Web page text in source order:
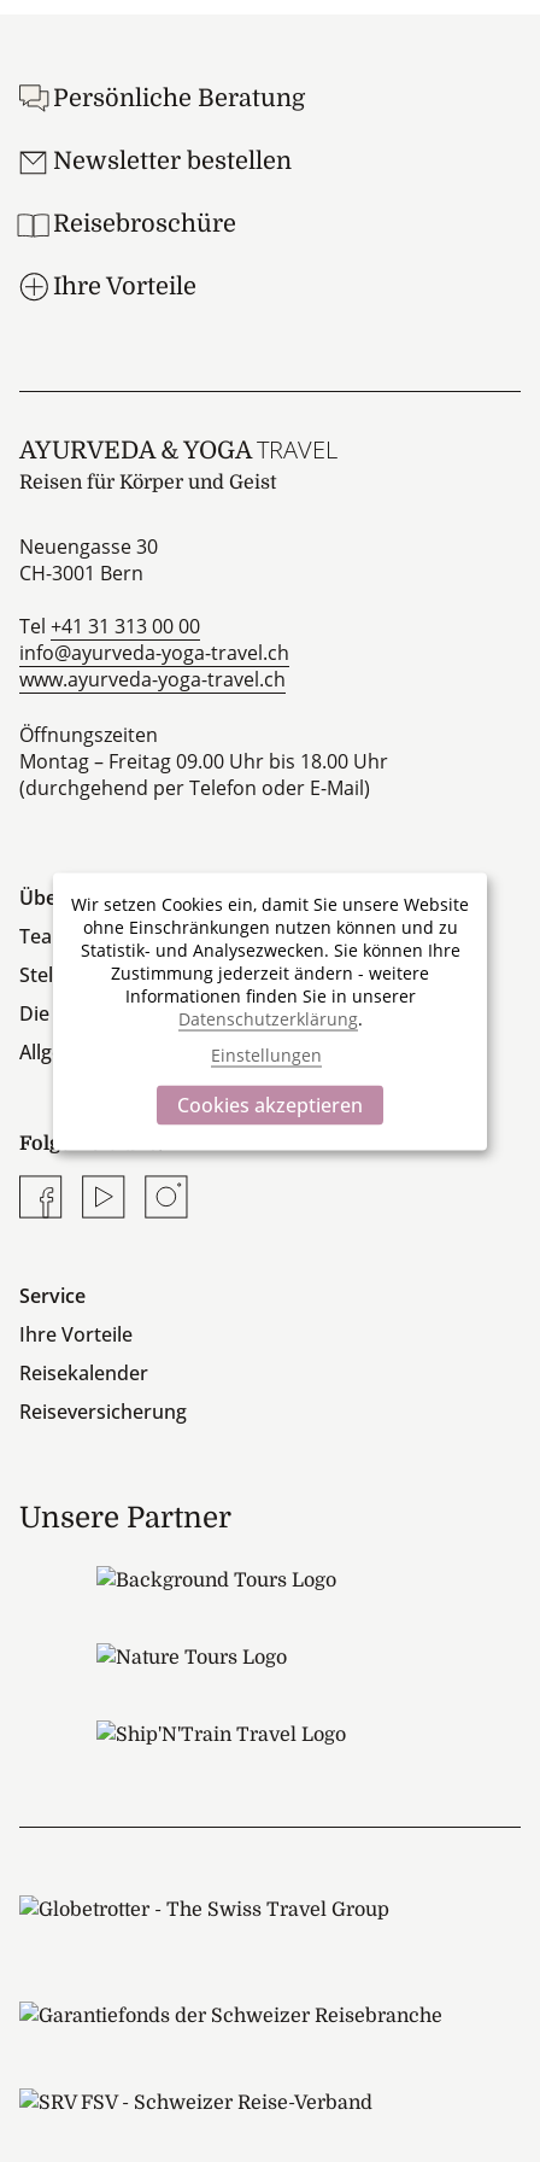
Persönliche Beratung
Newsletter bestellen
Reisebroschüre
Ihre Vorteile
AYURVEDA & YOGATRAVEL
Reisen für Körper und Geist
Neuengasse 30
CH-3001 Bern
Tel +41 31 313 00 00
info@ayurveda-yoga-travel.ch
www.ayurveda-yoga-travel.ch
Öffnungszeiten
Montag – Freitag 09.00 Uhr bis 18.00 Uhr
(durchgehend per Telefon oder E-Mail)
Über Ayurveda & Yoga Travel
Team
Stellen
Die Firmengruppe
Allgemeine Geschäftsbedingungen
Folgen Sie uns:
FacebookYouTubeInstagram
Service
Ihre Vorteile
Reisekalender
Reiseversicherung
Unsere Partner
Wir setzen Cookies ein, damit Sie unsere Website
ohne Einschränkungen nutzen können und zu
Statistik- und Analysezwecken. Sie können Ihre
Zustimmung jederzeit ändern - weitere
Informationen finden Sie in unserer
Datenschutzerklärung.
Einstellungen
Cookies akzeptieren